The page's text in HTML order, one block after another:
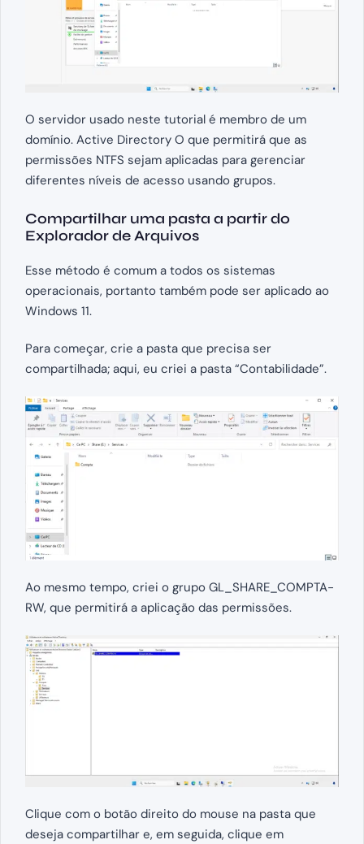
O servidor usado neste tutorial é membro de um
domínio. Active Directory O que permitirá que as
permissões NTFS sejam aplicadas para gerenciar
diferentes níveis de acesso usando grupos.
Compartilhar uma pasta a partir do
Explorador de Arquivos
Esse método é comum a todos os sistemas
operacionais, portanto também pode ser aplicado ao
Windows 11.
Para começar, crie a pasta que precisa ser
compartilhada; aqui, eu criei a pasta “Contabilidade”.
Ao mesmo tempo, criei o grupo GL_SHARE_COMPTA-
RW, que permitirá a aplicação das permissões.
Clique com o botão direito do mouse na pasta que
deseja compartilhar e, em seguida, clique em